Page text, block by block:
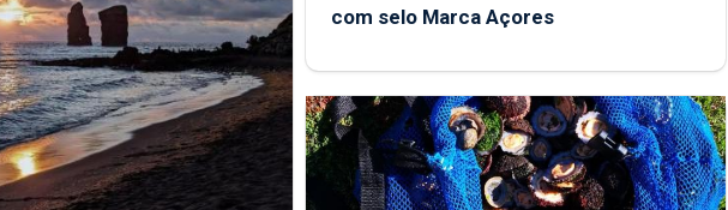
com selo Marca Açores